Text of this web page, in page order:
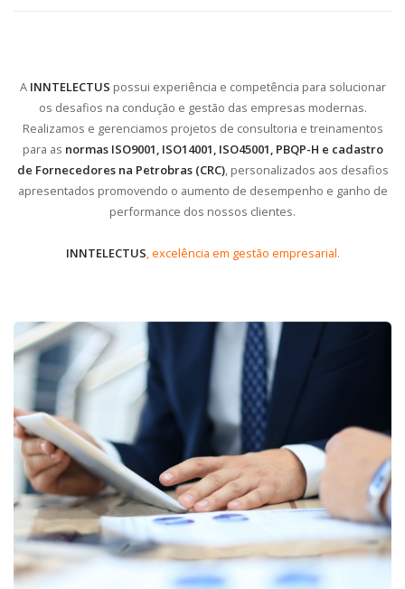
A INNTELECTUS possui experiência e competência para solucionar
os desafios na condução e gestão das empresas modernas.
Realizamos e gerenciamos projetos de consultoria e treinamentos
para as normas ISO9001, ISO14001, ISO45001, PBQP-H e cadastro
de Fornecedores na Petrobras (CRC), personalizados aos desafios
apresentados promovendo o aumento de desempenho e ganho de
performance dos nossos clientes.
INNTELECTUS, excelência em gestão empresarial.